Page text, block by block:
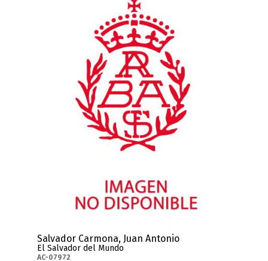
Salvador Carmona, Juan Antonio
El Salvador del Mundo
AC-07972